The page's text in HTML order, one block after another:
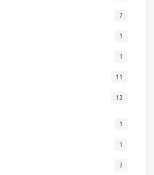
7
1
1
11
13
1
1
2